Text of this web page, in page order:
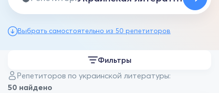
Выбрать самостоятельно из 50 репетиторов
Репетиторов по украинской литературы:
50 найдено
Фильтры